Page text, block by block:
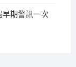
期警訊一次